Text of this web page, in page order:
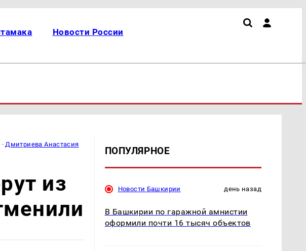
Новости России
Дмитриева Анастасия
из
ПОПУЛЯРНОЕ
Новости Башкирии день назад
В Башкирии по гаражной амнистии
оформили почти 16 тысяч объектов